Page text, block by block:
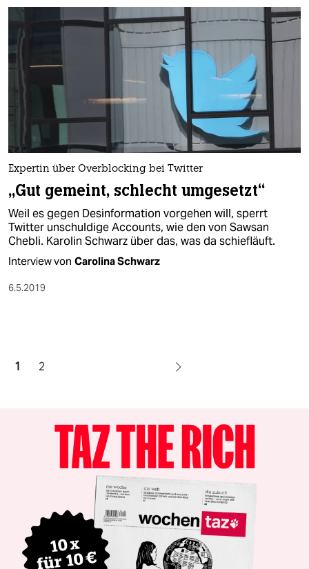
Expertin über Overblocking bei Twitter
„Gut gemeint, schlecht umgesetzt“
Weil es gegen Desinformation vorgehen will, sperrt
Twitter unschuldige Accounts, wie den von Sawsan
Chebli. Karolin Schwarz über das, was da schiefläuft.
Interview von Carolina Schwarz
6.5.2019
1 2